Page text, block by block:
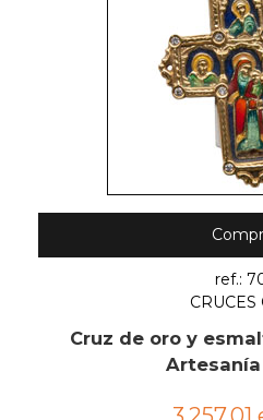
ref.:
CRUCES
Cruz de oro y
Artesanía